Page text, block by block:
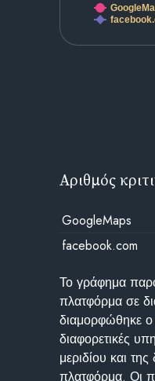
Αριθμός
GoogleMaps
facebook.com
Το γράφημα
πλατφόρμα σε
διαμορφώθηκε ο
διαφορετικές
μεριδίου και
πλατφόρμα. Οι